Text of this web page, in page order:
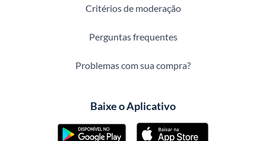
Critérios de moderação
Perguntas frequentes
Problemas com sua compra?
Baixe o Aplicativo